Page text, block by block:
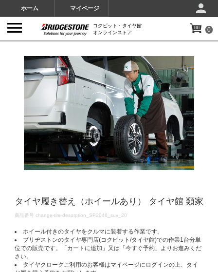
ホーム マイページ
コクピット・タイヤ館
オンラインストア
0
タイヤ履き替え（ホイールあり） タイヤ館 類家
DETAILS
商品番号 change-tire-desorption_SP2046_suv_20
ホイール付きのタイヤをクルマに装着する作業です。
ブリヂストンのタイヤ専門店(コクピット/タイヤ館)での作業1台分単
位での販売です。「カートに追加」又は「今すぐ予約」よりお進みくだ
さい。
タイヤクロークご利用のお客様はマイページにログインの上、タイ